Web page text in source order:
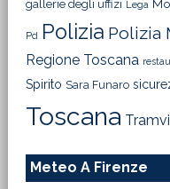
gallerie degli uffizi Lega
Pd Polizia Polizia
Regione Toscana
Spirito Sara Funaro
Toscana
Meteo A Firenze